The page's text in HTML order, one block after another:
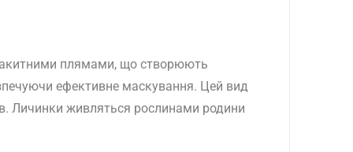
плямами, що створюють
ефективне маскування. Цей вид
Личинки живляться рослинами родини